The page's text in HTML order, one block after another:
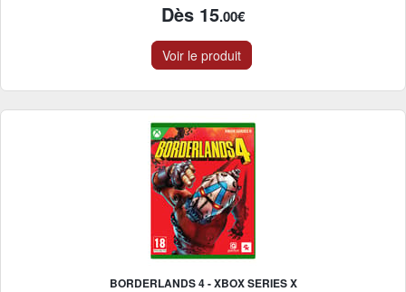
Dès 15.00€
Voir le produit
BORDERLANDS 4 - XBOX SERIES X